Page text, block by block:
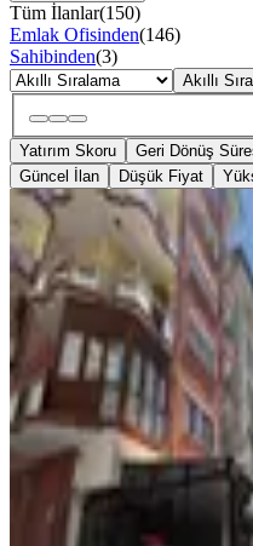
Tüm İlanlar(150)
Emlak Ofisinden(146)
Sahibinden(3)
Akıllı
Yatırım Skoru Geri Dönüş
Güncel İlan
Düşük Fiyat
YENİ
Batur
Boyunda
Battalgazi,
2+1 · 100 m²
1.790.000 ₺
BTR gayrimenkul CİHAT